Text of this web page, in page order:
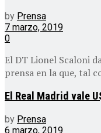
by Prensa
7 marzo, 2019
0
El DT Lionel Scaloni
prensa en la que, tal
El Real Madrid vale
by Prensa
6 marzo, 2019